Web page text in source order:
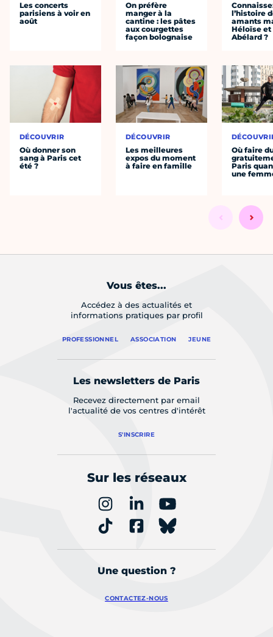
Les concerts
parisiens à voir en
août
DÉCOUVRIR
Où donner son
sang à Paris cet
été ?
On préfère
manger à la
cantine : les pâtes
aux courgettes
façon bolognaise
DÉCOUVRIR
Les meilleures
expos du moment
à faire en famille
l’histoire
amants
Héloïse et
Abélard ?
Où faire
Paris
une
Vous êtes...
Accédez à des actualités et
informations pratiques par profil
PROFESSIONNEL ASSOCIATION JEUNE
Les newsletters de Paris
Recevez directement par email
l'actualité de vos centres d'intérêt
S'INSCRIRE
Sur les réseaux
Une question ?
CONTACTEZ-NOUS